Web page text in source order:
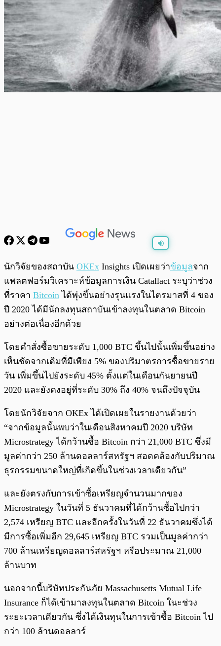
0:00
นักวิจัยของสถาบัน OKEx Insights เปิดเผยว่าข้อมูลจาก
แพลตฟอร์มวิเคราะห์ข้อมูลการเงิน Catallact ระบุว่าช่วง
ที่ราคา Bitcoin ได้พุ่งขึ้นอย่างรุนแรงในไตรมาสที่ 4 ของ
ปี 2020 ได้มีนักลงทุนสถาบันเข้าลงทุนในตลาด Bitcoin
อย่างต่อเนื่องอีกด้วย
โดยคำสั่งซื้อขายระดับ 1,000 BTC ขึ้นไปนั้นเพิ่มขึ้นอย่าง
เห็นชัดจากเดิมที่มีเพียง 5% ของปริมาตรการซื้อขายราย
วัน เพิ่มขึ้นไปยังระดับ 45% ตั้งแต่ในเดือนกันยายนปี
2020 และยังคงอยู่ที่ระดับ 30% ถึง 40% จนถึงปัจจุบัน
โดยนักวิจัยจาก OKEx ได้เปิดเผยในรายงานด้วยว่า
“จากข้อมูลนั้นพบว่าในเดือนสิงหาคมปี 2020 บริษัท
Microstrategy ได้กว้านซื้อ Bitcoin กว่า 21,000 BTC ซึ่งมี
มูลค่ากว่า 250 ล้านดอลลาร์สหรัฐฯ สอดคล้องกับปริมาณ
ธุรกรรมขนาดใหญ่ที่เกิดขึ้นในช่วงเวลาเดียวกัน”
และยังตรงกับการเข้าซื้อเหรียญจำนวนมากของ
Microstrategy ในวันที่ 5 ธันวาคมที่ได้กว้านซื้อไปกว่า
2,574 เหรียญ BTC และอีกครั้งในวันที่ 22 ธันวาคมซึ่งได้
มีการซื้อเพิ่มอีก 29,645 เหรียญ BTC รวมเป็นมูลค่ากว่า
700 ล้านเหรียญดอลลาร์สหรัฐฯ หรือประมาณ 21,000
ล้านบาท
นอกจากนี้บริษัทประกันภัย Massachusetts Mutual Life
Insurance ก็ได้เข้ามาลงทุนในตลาด Bitcoin ในะช่วง
ระยะเวลาเดียวกัน ซึ่งได้เงินทุนในการเข้าซื้อ Bitcoin ไป
กว่า 100 ล้านดอลลาร์